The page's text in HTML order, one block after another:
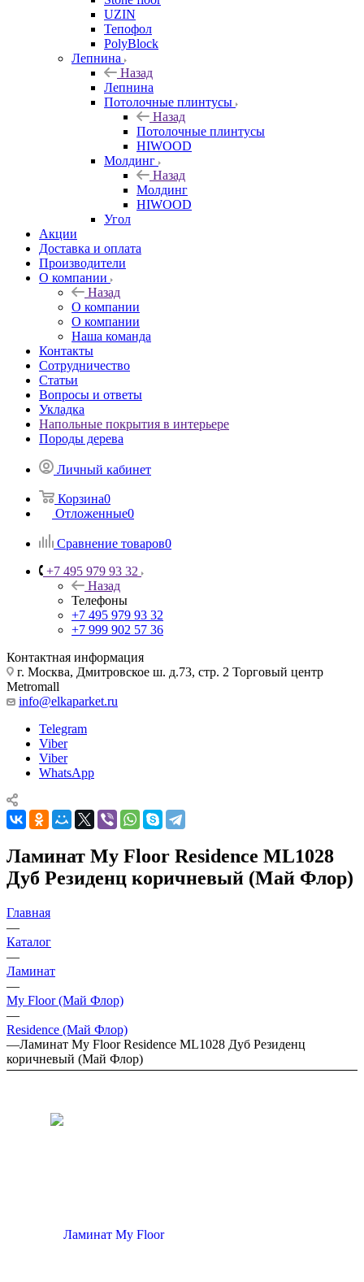
UZIN
Тепофол
PolyBlock
Лепнина
Назад
Лепнина
Потолочные плинтусы
Назад
Потолочные плинтусы
HIWOOD
Молдинг
Назад
Молдинг
HIWOOD
Угол
Акции
Доставка и оплата
Производители
О компании
Назад
О компании
О компании
Наша команда
Контакты
Сотрудничество
Статьи
Вопросы и ответы
Укладка
Напольные покрытия в интерьере
Породы дерева
Личный кабинет
Корзина0
Отложенные0
Сравнение товаров0
+7 495 979 93 32
Назад
Телефоны
+7 495 979 93 32
+7 999 902 57 36
Контактная информация
г. Москва, Дмитровское ш. д.73, стр. 2 Торговый центр
Metromall
info@elkaparket.ru
Telegram
Viber
Viber
WhatsApp
Ламинат My Floor Residence ML1028
Дуб Резиденц коричневый (Май Флор)
Главная
—
Каталог
—
Ламинат
—
My Floor (Май Флор)
—
Residence (Май Флор)
—Ламинат My Floor Residence ML1028 Дуб Резиденц
коричневый (Май Флор)